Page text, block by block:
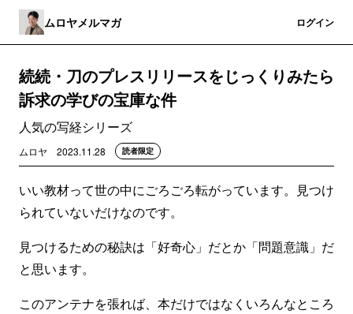
ムロヤメルマガ ログイン
続続・刀のプレスリリースをじっくりみたら
訴求の学びの宝庫な件
人気の写経シリーズ
ムロヤ 2023.11.28 読者限定
いい教材って世の中にごろごろ転がっています。見つけ
られていないだけなのです。
見つけるための秘訣は「好奇心」だとか「問題意識」だ
と思います。
このアンテナを張れば、本だけではなくいろんなところ